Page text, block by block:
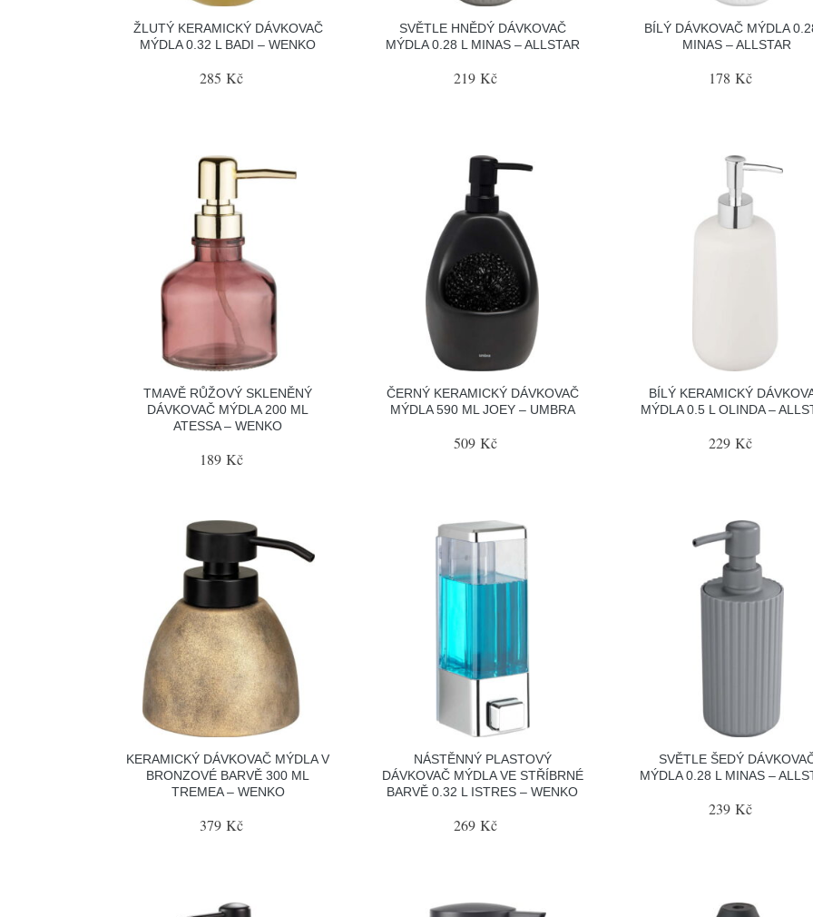
ŽLUTÝ KERAMICKÝ DÁVKOVAČ
MÝDLA 0.32 L BADI – WENKO
285 Kč
SVĚTLE HNĚDÝ DÁVKOVAČ
MÝDLA 0.28 L MINAS – ALLSTAR
219 Kč
BÍLÝ DÁVKOVAČ MÝDLA
MINAS – ALLSTAR
178 Kč
TMAVĚ RŮŽOVÝ SKLENĚNÝ
DÁVKOVAČ MÝDLA 200 ML
ATESSA – WENKO
189 Kč
ČERNÝ KERAMICKÝ DÁVKOVAČ
MÝDLA 590 ML JOEY – UMBRA
509 Kč
BÍLÝ KERAMICKÝ
MÝDLA 0.5 L OLINDA –
229 Kč
KERAMICKÝ DÁVKOVAČ MÝDLA V
BRONZOVÉ BARVĚ 300 ML
TREMEA – WENKO
379 Kč
NÁSTĚNNÝ PLASTOVÝ
DÁVKOVAČ MÝDLA VE STŘÍBRNÉ
BARVĚ 0.32 L ISTRES – WENKO
269 Kč
SVĚTLE ŠEDÝ
MÝDLA 0.28 L MINAS –
239 Kč